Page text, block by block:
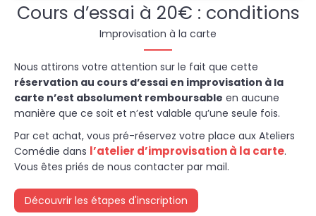
Cours d’essai à 20€ : conditions
Improvisation à la carte
Nous attirons votre attention sur le fait que cette
réservation au cours d’essai en improvisation à la
carte n’est absolument remboursable en aucune
manière que ce soit et n’est valable qu’une seule fois.
Par cet achat, vous pré-réservez votre place aux Ateliers
Comédie dans l’atelier d’improvisation à la carte.
Vous êtes priés de nous contacter par mail.
Découvrir les étapes d'inscription